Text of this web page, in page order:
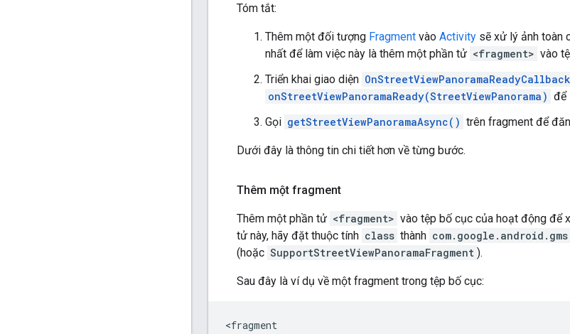
Tóm tắt:
Thêm một đối tượng Fragment vào Activity sẽ xử lý ảnh toàn
nhất để làm việc này là thêm một phần tử <fragment> vào
Triển khai giao diện OnStreetViewPanoramaReadyCallback
onStreetViewPanoramaReady(StreetViewPanorama) để
Gọi getStreetViewPanoramaAsync() trên fragment để
Dưới đây là thông tin chi tiết hơn về từng bước.
Thêm một fragment
Thêm một phần tử <fragment> vào tệp bố cục của hoạt động để
tử này, hãy đặt thuộc tính class thành
(hoặc SupportStreetViewPanoramaFragment ).
Sau đây là ví dụ về một fragment trong tệp bố cục:
<fragment